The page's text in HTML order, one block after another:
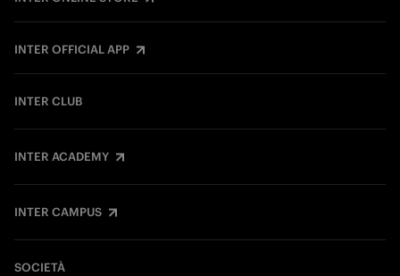
INTER OFFICIAL APP
INTER CLUB
INTER ACADEMY
INTER CAMPUS
SOCIETÀ